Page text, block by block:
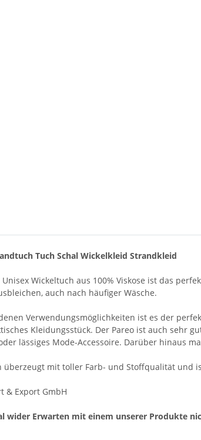
Tuch Schal Wickelkleid Strandkleid
Wickeltuch aus 100% Viskose ist das
auch nach häufiger Wäsche.
Verwendungsmöglichkeiten ist es der
Kleidungsstück. Der Pareo ist auch sehr
lässiges Mode-Accessoire. Darüber hinaus
überzeugt mit toller Farb- und Stoffqualität und
& Export GmbH
wider Erwarten mit einem unserer Produkte